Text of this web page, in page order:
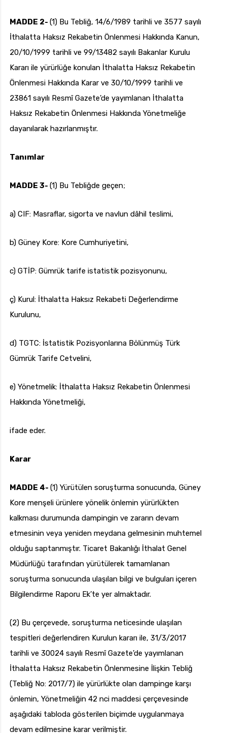
MADDE 2- (1) Bu Tebliğ, 14/6/1989 tarihli ve 3577 sayılı
İthalatta Haksız Rekabetin Önlenmesi Hakkında Kanun,
20/10/1999 tarihli ve 99/13482 sayılı Bakanlar Kurulu
Kararı ile yürürlüğe konulan İthalatta Haksız Rekabetin
Önlenmesi Hakkında Karar ve 30/10/1999 tarihli ve
23861 sayılı Resmî Gazete’de yayımlanan İthalatta
Haksız Rekabetin Önlenmesi Hakkında Yönetmeliğe
dayanılarak hazırlanmıştır.
Tanımlar
MADDE 3- (1) Bu Tebliğde geçen;
a) CIF: Masraflar, sigorta ve navlun dâhil teslimi,
b) Güney Kore: Kore Cumhuriyetini,
c) GTİP: Gümrük tarife istatistik pozisyonunu,
ç) Kurul: İthalatta Haksız Rekabeti Değerlendirme
Kurulunu,
d) TGTC: İstatistik Pozisyonlarına Bölünmüş Türk
Gümrük Tarife Cetvelini,
e) Yönetmelik: İthalatta Haksız Rekabetin Önlenmesi
Hakkında Yönetmeliği,
ifade eder.
Karar
MADDE 4- (1) Yürütülen soruşturma sonucunda, Güney
Kore menşeli ürünlere yönelik önlemin yürürlükten
kalkması durumunda dampingin ve zararın devam
etmesinin veya yeniden meydana gelmesinin muhtemel
olduğu saptanmıştır. Ticaret Bakanlığı İthalat Genel
Müdürlüğü tarafından yürütülerek tamamlanan
soruşturma sonucunda ulaşılan bilgi ve bulguları içeren
Bilgilendirme Raporu Ek’te yer almaktadır.
(2) Bu çerçevede, soruşturma neticesinde ulaşılan
tespitleri değerlendiren Kurulun kararı ile, 31/3/2017
tarihli ve 30024 sayılı Resmî Gazete’de yayımlanan
İthalatta Haksız Rekabetin Önlenmesine İlişkin Tebliğ
(Tebliğ No: 2017/7) ile yürürlükte olan dampinge karşı
önlemin, Yönetmeliğin 42 nci maddesi çerçevesinde
aşağıdaki tabloda gösterilen biçimde uygulanmaya
devam edilmesine karar verilmiştir.